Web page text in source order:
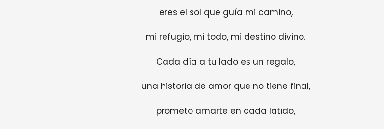
eres el sol que guía mi camino,
mi refugio, mi todo, mi destino divino.
Cada día a tu lado es un regalo,
una historia de amor que no tiene final,
prometo amarte en cada latido,